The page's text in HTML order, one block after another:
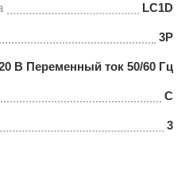
LC1D
3P
В Переменный ток 50/60 Гц
С
3